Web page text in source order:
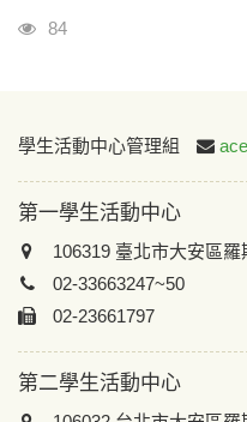
瀏覽人次
84
:::
學生活動中心管理組
第一學生活動中心
106319 臺北市大安區
02-33663247~50
02-23661797
第二學生活動中心